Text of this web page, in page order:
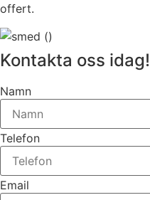
offert.
Kontakta oss idag!
Namn
Telefon
Email